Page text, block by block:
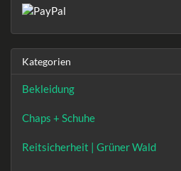
Kategorien
Bekleidung
Chaps + Schuhe
Reitsicherheit | Grüner Wald